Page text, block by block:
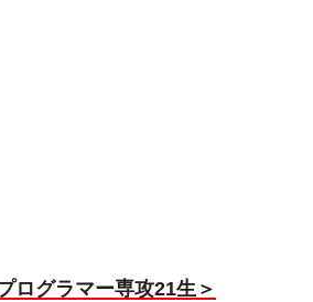
ログラマー専攻21生＞